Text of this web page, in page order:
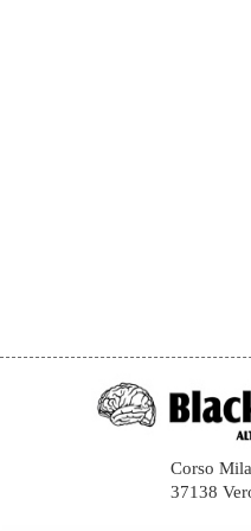
Corso
37138